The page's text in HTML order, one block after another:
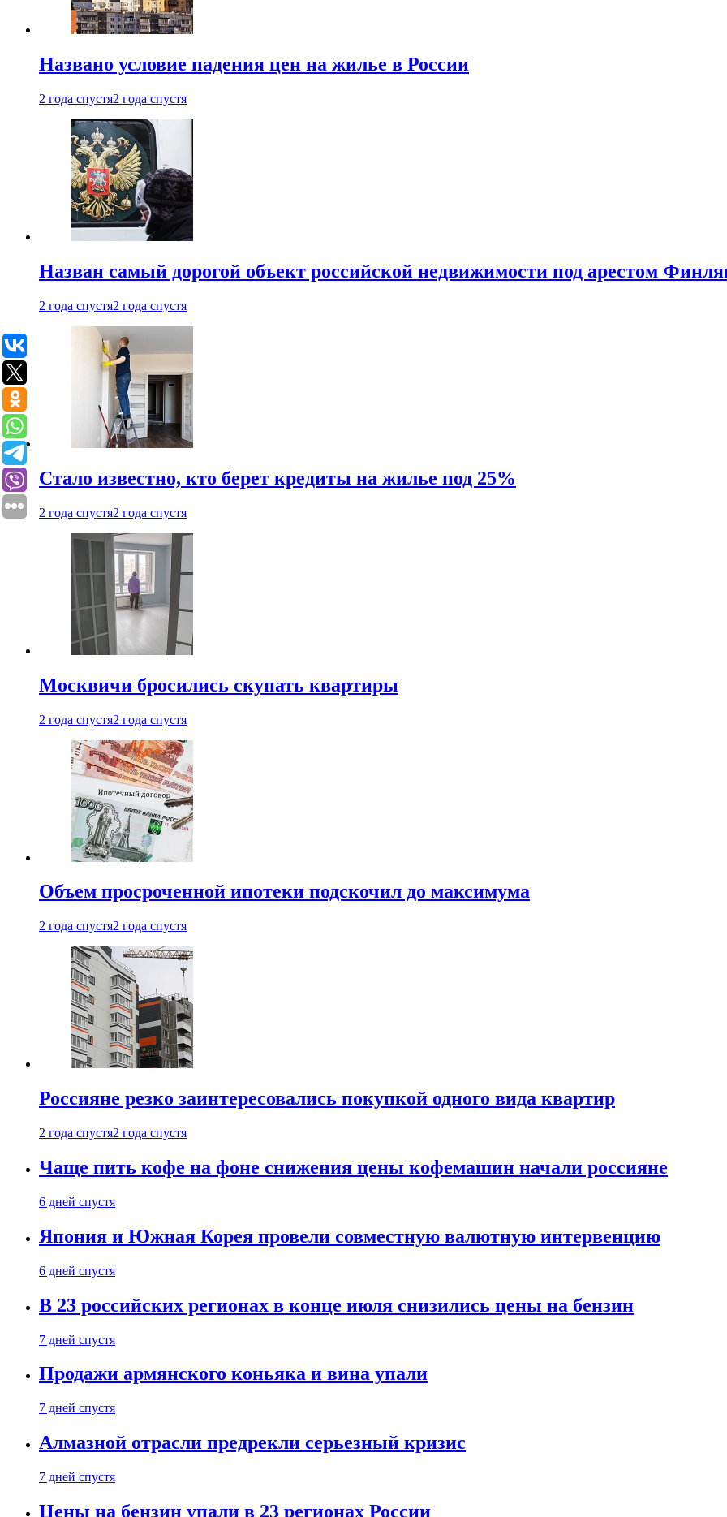
Названо условие падения цен на жилье в России
2 года спустя2 года спустя
Назван самый дорогой объект российской недвижимости под арестом
2 года спустя2 года спустя
Стало известно, кто берет кредиты на жилье под 25%
2 года спустя2 года спустя
Москвичи бросились скупать квартиры
2 года спустя2 года спустя
Объем просроченной ипотеки подскочил до максимума
2 года спустя2 года спустя
Россияне резко заинтересовались покупкой одного вида квартир
2 года спустя2 года спустя
Чаще пить кофе на фоне снижения цены кофемашин начали россияне
6 дней спустя
Япония и Южная Корея провели совместную валютную интервенцию
6 дней спустя
В 23 российских регионах в конце июля снизились цены на бензин
7 дней спустя
Продажи армянского коньяка и вина упали
7 дней спустя
Алмазной отрасли предрекли серьезный кризис
7 дней спустя
Цены на бензин упали в 23 регионах России